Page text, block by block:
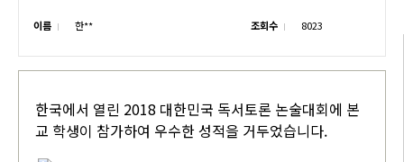
이름 한** 조회수 8023
한국에서 열린 2018 대한민국 독서토론 논술대회에 본
교 학생이 참가하여 우수한 성적을 거두었습니다.